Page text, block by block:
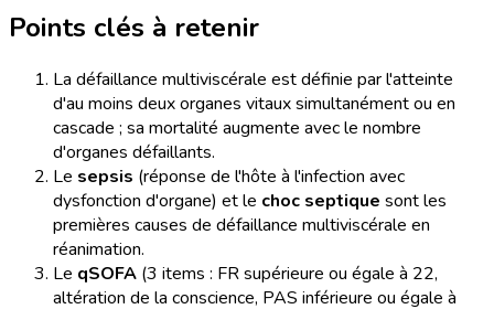
Points clés à retenir
La défaillance multiviscérale est définie par l'atteinte
d'au moins deux organes vitaux simultanément ou en
cascade ; sa mortalité augmente avec le nombre
d'organes défaillants.
Le sepsis (réponse de l'hôte à l'infection avec
dysfonction d'organe) et le choc septique sont les
premières causes de défaillance multiviscérale en
réanimation.
Le qSOFA (3 items : FR supérieure ou égale à 22,
altération de la conscience, PAS inférieure ou égale à